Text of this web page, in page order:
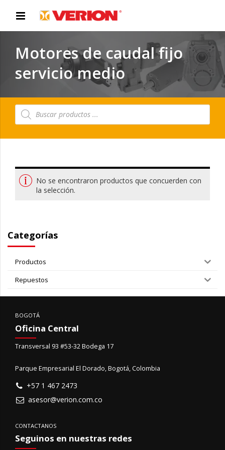
Motores de caudal fijo
servicio medio
Búsqueda
de
No se encontraron productos que concuerden con
la selección.
Categorías
Productos
Repuestos
BOGOTÁ
Oficina Central
Transversal 93 #53-32 Bodega 17
Parque Empresarial El Dorado, Bogotá, Colombia
+57 1 467 2473
asesor@verion.com.co
CONTACTANOS
Seguinos en nuestras redes